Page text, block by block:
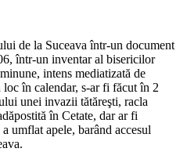
de la Suceava într-un document
într-un inventar al bisericilor
intens mediatizată de
în calendar, s-ar fi făcut în 2
unei invazii tătăreşti, racla
în Cetate, dar ar fi
umflat apele, barând accesul